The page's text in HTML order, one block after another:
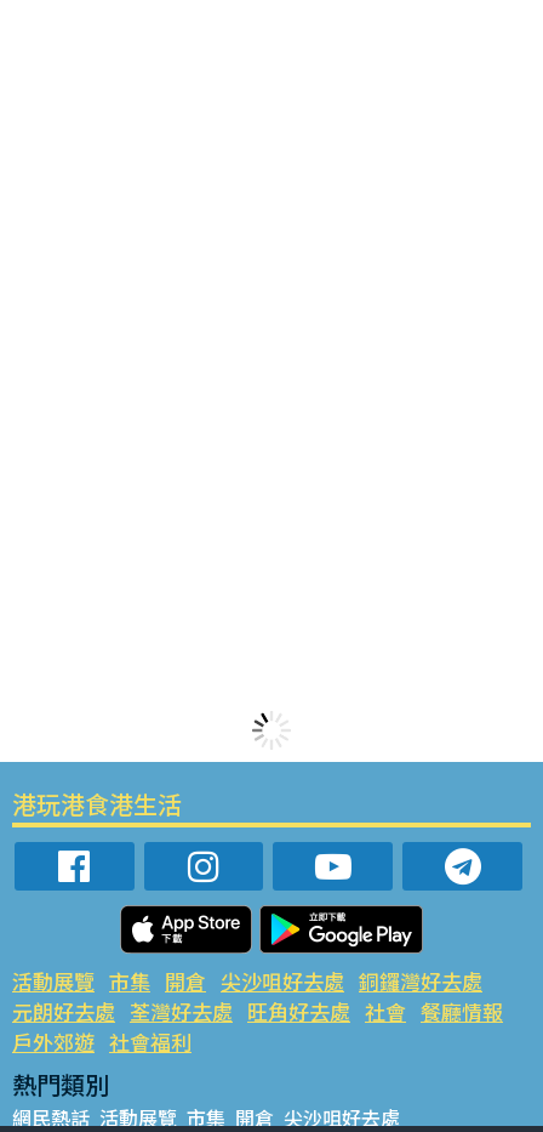
港玩港食港生活
活動展覽 市集 開倉 尖沙咀好去處 銅鑼灣好去處
元朗好去處 荃灣好去處 旺角好去處 社會 餐廳情報
戶外郊遊 社會福利
熱門類別
網民熱話 活動展覽 市集 開倉 尖沙咀好去處